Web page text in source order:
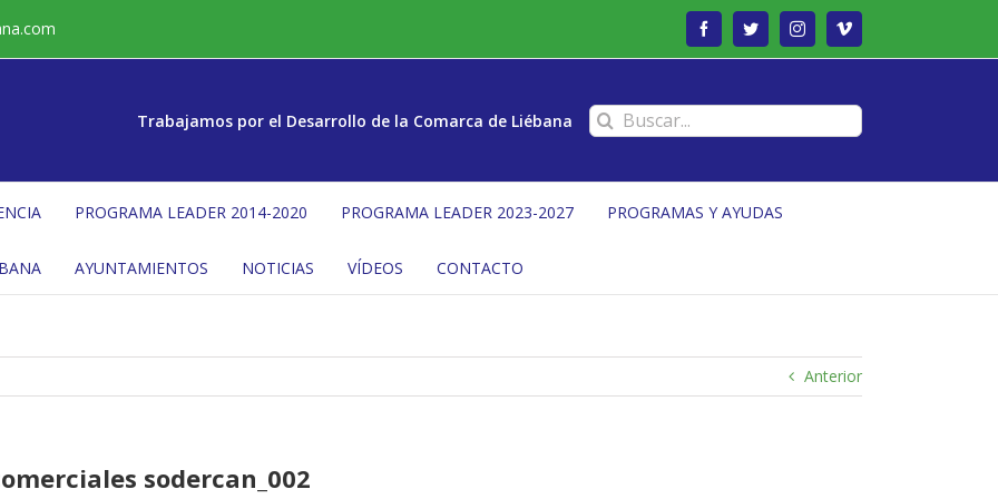
FacebookTwitterInstagramVimeo
Trabajamos por el Desarrollo de la Comarca de Liébana Buscar:
PROGRAMA LEADER 2014-2020 PROGRAMA LEADER 2023-2027 PROGRAMAS Y AYUDAS
AYUNTAMIENTOS NOTICIAS VÍDEOS CONTACTO
Anterior
sodercan_002